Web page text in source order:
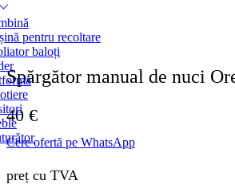
pentru recoltare
baloți
Spărgător manual de nuci
40 €
Cere ofertă pe WhatsApp
preț cu TVA